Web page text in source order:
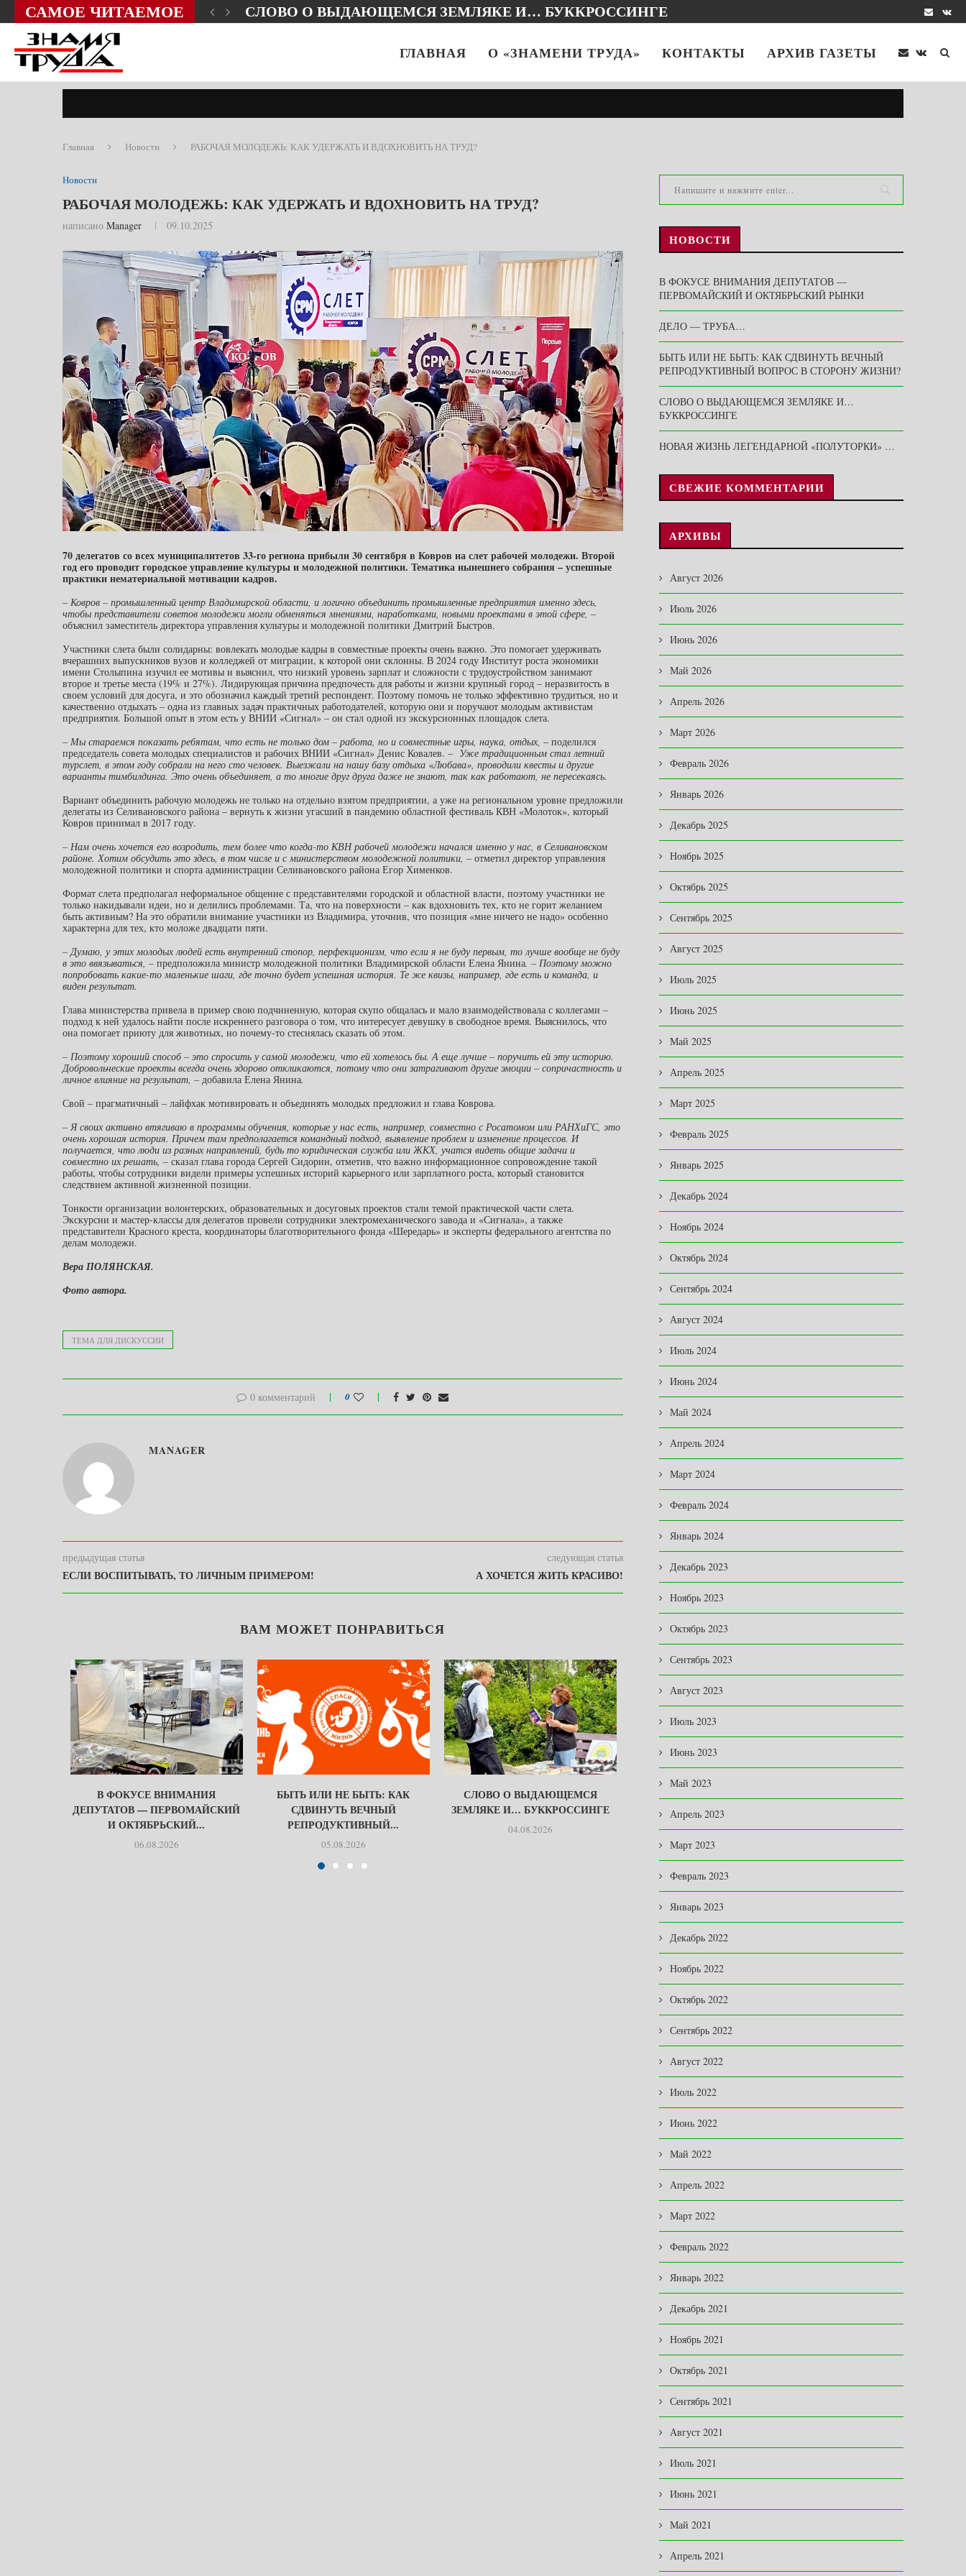
САМОЕ ЧИТАЕМОЕ СЛОВО О ВЫДАЮЩЕМСЯ ЗЕМЛЯКЕ И… БУККРОССИНГЕ
ГЛАВНАЯ О «ЗНАМЕНИ ТРУДА» КОНТАКТЫ АРХИВ ГАЗЕТЫ
Главная Новости РАБОЧАЯ МОЛОДЕЖЬ: КАК УДЕРЖАТЬ И ВДОХНОВИТЬ НА ТРУД?
Новости
РАБОЧАЯ МОЛОДЕЖЬ: КАК УДЕРЖАТЬ И ВДОХНОВИТЬ НА ТРУД?
написано Manager 09.10.2025
70 делегатов со всех муниципалитетов 33-го региона прибыли 30 сентября в Ковров на слет рабочей молодежи. Второй
год его проводит городское управление культуры и молодежной политики. Тематика нынешнего собрания – успешные
практики нематериальной мотивации кадров.
– Ковров – промышленный центр Владимирской области, и логично объединить промышленные предприятия именно здесь,
чтобы представители советов молодежи могли обменяться мнениями, наработками, новыми проектами в этой сфере, –
объяснил заместитель директора управления культуры и молодежной политики Дмитрий Быстров.
Участники слета были солидарны: вовлекать молодые кадры в совместные проекты очень важно. Это помогает удерживать
вчерашних выпускников вузов и колледжей от миграции, к которой они склонны. В 2024 году Институт роста экономики
имени Столыпина изучил ее мотивы и выяснил, что низкий уровень зарплат и сложности с трудоустройством занимают
второе и третье места (19% и 27%). Лидирующая причина предпочесть для работы и жизни крупный город – неразвитость в
своем условий для досуга, и это обозначил каждый третий респондент. Поэтому помочь не только эффективно трудиться, но и
качественно отдыхать – одна из главных задач практичных работодателей, которую они и поручают молодым активистам
предприятия. Большой опыт в этом есть у ВНИИ «Сигнал» – он стал одной из экскурсионных площадок слета.
– Мы стараемся показать ребятам, что есть не только дом – работа, но и совместные игры, наука, отдых, – поделился
председатель совета молодых специалистов и рабочих ВНИИ «Сигнал» Денис Ковалев. – Уже традиционным стал летний
турслет, в этом году собрали на него сто человек. Выезжали на нашу базу отдыха «Любава», проводили квесты и другие
варианты тимбилдинга. Это очень объединяет, а то многие друг друга даже не знают, так как работают, не пересекаясь.
Вариант объединить рабочую молодежь не только на отдельно взятом предприятии, а уже на региональном уровне предложили
делегаты из Селивановского района – вернуть к жизни угасший в пандемию областной фестиваль КВН «Молоток», который
Ковров принимал в 2017 году.
– Нам очень хочется его возродить, тем более что когда-то КВН рабочей молодежи начался именно у нас, в Селивановском
районе. Хотим обсудить это здесь, в том числе и с министерством молодежной политики, – отметил директор управления
молодежной политики и спорта администрации Селивановского района Егор Хименков.
Формат слета предполагал неформальное общение с представителями городской и областной власти, поэтому участники не
только накидывали идеи, но и делились проблемами. Та, что на поверхности – как вдохновить тех, кто не горит желанием
быть активным? На это обратили внимание участники из Владимира, уточнив, что позиция «мне ничего не надо» особенно
характерна для тех, кто моложе двадцати пяти.
– Думаю, у этих молодых людей есть внутренний стопор, перфекционизм, что если я не буду первым, то лучше вообще не буду
в это ввязываться, – предположила министр молодежной политики Владимирской области Елена Янина. – Поэтому можно
попробовать какие-то маленькие шаги, где точно будет успешная история. Те же квизы, например, где есть и команда, и
виден результат.
Глава министерства привела в пример свою подчиненную, которая скупо общалась и мало взаимодействовала с коллегами –
подход к ней удалось найти после искреннего разговора о том, что интересует девушку в свободное время. Выяснилось, что
она помогает приюту для животных, но почему-то стеснялась сказать об этом.
– Поэтому хороший способ – это спросить у самой молодежи, что ей хотелось бы. А еще лучше – поручить ей эту историю.
Добровольческие проекты всегда очень здорово откликаются, потому что они затрагивают другие эмоции – сопричастность и
личное влияние на результат, – добавила Елена Янина.
Свой – прагматичный – лайфхак мотивировать и объединять молодых предложил и глава Коврова.
– Я своих активно втягиваю в программы обучения, которые у нас есть, например, совместно с Росатомом или РАНХиГС, это
очень хорошая история. Причем там предполагается командный подход, выявление проблем и изменение процессов. И
получается, что люди из разных направлений, будь то юридическая служба или ЖКХ, учатся видеть общие задачи и
совместно их решать, – сказал глава города Сергей Сидорин, отметив, что важно информационное сопровождение такой
работы, чтобы сотрудники видели примеры успешных историй карьерного или зарплатного роста, который становится
следствием активной жизненной позиции.
Тонкости организации волонтерских, образовательных и досуговых проектов стали темой практической части слета.
Экскурсии и мастер-классы для делегатов провели сотрудники электромеханического завода и «Сигнала», а также
представители Красного креста, координаторы благотворительного фонда «Шередарь» и эксперты федерального агентства по
делам молодежи.
Вера ПОЛЯНСКАЯ.
Фото автора.
ТЕМА ДЛЯ ДИСКУССИИ
0 комментарий 0
MANAGER
предыдущая статья
ЕСЛИ ВОСПИТЫВАТЬ, ТО ЛИЧНЫМ ПРИМЕРОМ!
следующая статья
А ХОЧЕТСЯ ЖИТЬ КРАСИВО!
ВАМ МОЖЕТ ПОНРАВИТЬСЯ
В ФОКУСЕ ВНИМАНИЯ
ДЕПУТАТОВ — ПЕРВОМАЙСКИЙ
И ОКТЯБРЬСКИЙ...
06.08.2026
БЫТЬ ИЛИ НЕ БЫТЬ: КАК
СДВИНУТЬ ВЕЧНЫЙ
РЕПРОДУКТИВНЫЙ...
05.08.2026
СЛОВО О ВЫДАЮЩЕМСЯ
ЗЕМЛЯКЕ И… БУККРОССИНГЕ
04.08.2026
НОВАЯ ЖИЗНЬ ЛЕГЕНДАРНОЙ
«ПОЛУТОРКИ» …
03.08.2026
В ЗАКОНОДАТЕЛЬНОМ
03.08.2026
НОВОСТИ
В ФОКУСЕ ВНИМАНИЯ ДЕПУТАТОВ —
ПЕРВОМАЙСКИЙ И ОКТЯБРЬСКИЙ РЫНКИ
ДЕЛО — ТРУБА…
БЫТЬ ИЛИ НЕ БЫТЬ: КАК СДВИНУТЬ ВЕЧНЫЙ
РЕПРОДУКТИВНЫЙ ВОПРОС В СТОРОНУ ЖИЗНИ?
СЛОВО О ВЫДАЮЩЕМСЯ ЗЕМЛЯКЕ И…
БУККРОССИНГЕ
НОВАЯ ЖИЗНЬ ЛЕГЕНДАРНОЙ «ПОЛУТОРКИ» …
СВЕЖИЕ КОММЕНТАРИИ
АРХИВЫ
Август 2026
Июль 2026
Июнь 2026
Май 2026
Апрель 2026
Март 2026
Февраль 2026
Январь 2026
Декабрь 2025
Ноябрь 2025
Октябрь 2025
Сентябрь 2025
Август 2025
Июль 2025
Июнь 2025
Май 2025
Апрель 2025
Март 2025
Февраль 2025
Январь 2025
Декабрь 2024
Ноябрь 2024
Октябрь 2024
Сентябрь 2024
Август 2024
Июль 2024
Июнь 2024
Май 2024
Апрель 2024
Март 2024
Февраль 2024
Январь 2024
Декабрь 2023
Ноябрь 2023
Октябрь 2023
Сентябрь 2023
Август 2023
Июль 2023
Июнь 2023
Май 2023
Апрель 2023
Март 2023
Февраль 2023
Январь 2023
Декабрь 2022
Ноябрь 2022
Октябрь 2022
Сентябрь 2022
Август 2022
Июль 2022
Июнь 2022
Май 2022
Апрель 2022
Март 2022
Февраль 2022
Январь 2022
Декабрь 2021
Ноябрь 2021
Октябрь 2021
Сентябрь 2021
Август 2021
Июль 2021
Июнь 2021
Май 2021
Апрель 2021